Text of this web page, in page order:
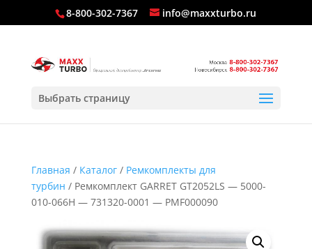
8-800-302-7367 info@maxxturbo.ru
Выбрать страницу
Главная / Каталог/ Ремкомплекты для
турбин / Ремкомплект GARRET GT2052LS — 5000-
010-066H — 731320-0001 — PMF000090